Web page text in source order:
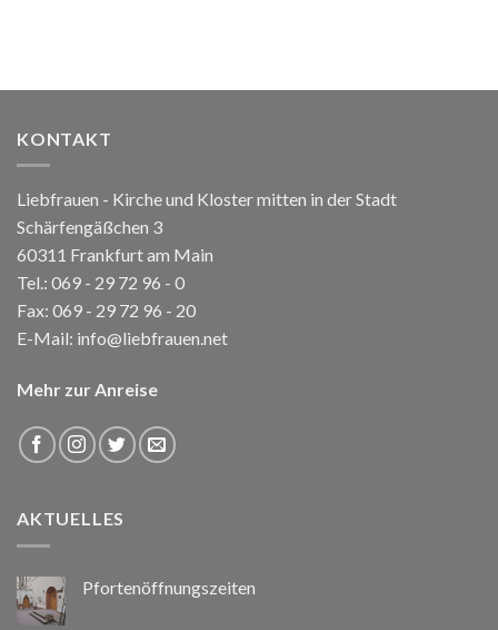
KONTAKT
Liebfrauen - Kirche und Kloster mitten in der Stadt
Schärfengäßchen 3
60311 Frankfurt am Main
Tel.: 069 - 29 72 96 - 0
Fax: 069 - 29 72 96 - 20
E-Mail: info@liebfrauen.net
Mehr zur Anreise
AKTUELLES
Pfortenöffnungszeiten